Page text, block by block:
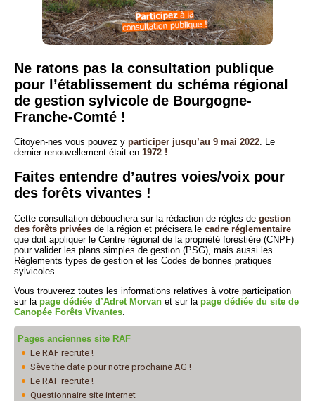
Ne ratons pas la consultation publique
pour l’établissement du schéma régional
de gestion sylvicole de Bourgogne-
Franche-Comté !
Citoyen-nes vous pouvez y participer jusqu’au 9 mai 2022. Le
dernier renouvellement était en 1972 !
Faites entendre d’autres voies/voix pour
des forêts vivantes !
Cette consultation débouchera sur la rédaction de règles de gestion
des forêts privées de la région et précisera le cadre réglementaire
que doit appliquer le Centre régional de la propriété forestière (CNPF)
pour valider les plans simples de gestion (PSG), mais aussi les
Règlements types de gestion et les Codes de bonnes pratiques
sylvicoles.
Vous trouverez toutes les informations relatives à votre participation
sur la page dédiée d’Adret Morvan et sur la page dédiée du site de
Canopée Forêts Vivantes
Pages anciennes site RAF
Le RAF recrute !
Sève the date pour notre prochaine AG !
Le RAF recrute !
Questionnaire site internet